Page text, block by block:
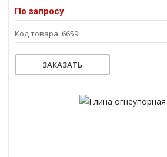
По запросу
Код товара: 6659
ЗАКАЗАТЬ